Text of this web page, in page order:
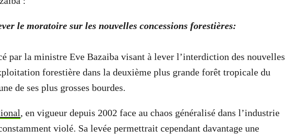
le moratoire sur les nouvelles concessions forestières:
par la ministre Eve Bazaiba visant à lever l’interdiction des nouvelles
forestière dans la deuxième plus grande forêt tropicale du
de ses plus grosses bourdes.
, en vigueur depuis 2002 face au chaos généralisé dans l’industrie
violé. Sa levée permettrait cependant davantage une